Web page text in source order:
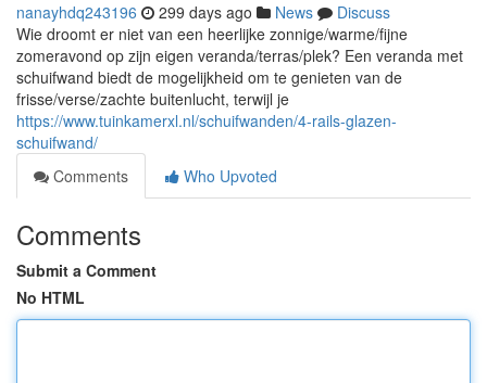
nanayhdq243196 299 days ago News
Discuss
Wie droomt er niet van een heerlijke zonnige/warme/fijne
zomeravond op zijn eigen veranda/terras/plek? Een veranda met
schuifwand biedt de mogelijkheid om te genieten van de
frisse/verse/zachte buitenlucht, terwijl je
https://www.tuinkamerxl.nl/schuifwanden/4-rails-glazen-
schuifwand/
Comments
Who Upvoted
Comments
Submit a Comment
No HTML